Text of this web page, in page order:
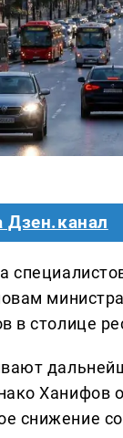
Дзен.канал
в столице
Ханифов
снижение